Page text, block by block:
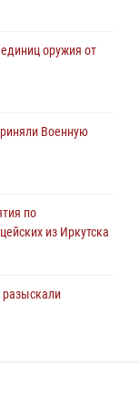
в Иркутске
оружия от
Военную
по
из Иркутска
разыскали
интим-